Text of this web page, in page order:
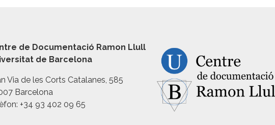
de Documentació Ramon Llull
de Barcelona
Via de les Corts Catalanes, 585
Barcelona
+34 93 402 09 65